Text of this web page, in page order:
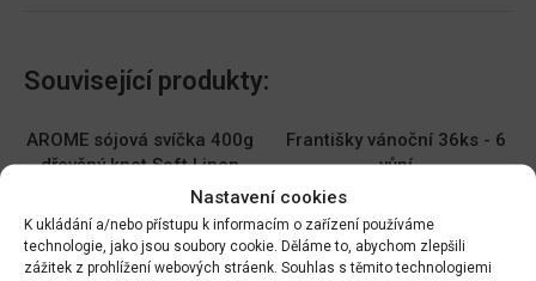
Nastavení cookies
K ukládání a/nebo přístupu k informacím o zařízení používáme
technologie, jako jsou soubory cookie. Děláme to, abychom zlepšili
zážitek z prohlížení webových stráenk. Souhlas s těmito technologiemi
Související produkty:
AROME sójová svíčka 400g
dřevěný knot Soft Linen
299.00Kč
Františky vánoční 36ks - 6
vůní
DO KOŠÍKU
45.00Kč
Háčky na ván. stromeček
SvíčkaAdventd5x10cm/4ks